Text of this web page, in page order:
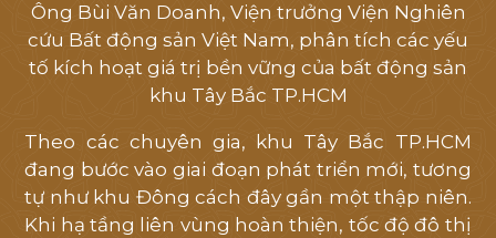
TRANG CHỦ
GIỚI THIỆU
VỊ TRÍ
TIỆN ÍCH
Ông Bùi Văn Doanh, Viện trưởng Viện Nghiên
cứu Bất động sản Việt Nam, phân tích các yếu
tố kích hoạt giá trị bền vững của bất động sản
khu Tây Bắc TP.HCM
Theo các chuyên gia, khu Tây Bắc TP.HCM
đang bước vào giai đoạn phát triển mới, tương
tự như khu Đông cách đây gần một thập niên.
Khi hạ tầng liên vùng hoàn thiện, tốc độ đô thị